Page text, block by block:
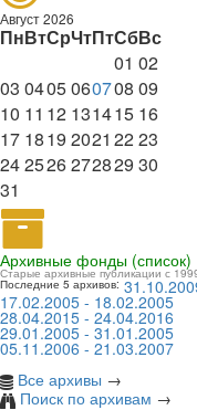
Август 2026
ПнВтСрЧтПтСбВс
01 02
03 0405060708 09
10 11 12 131415 16
17 1819 2021 2223
242526272829 30
31
Архивные фонды (список)
Старые архивные публикации с
Последние 5 архивов:
17.02.2005 - 18.02.2005
28.04.2015 - 24.04.2016
29.01.2005 - 31.01.2005
05.11.2006 - 21.03.2007
Все архивы →
Поиск по архивам →